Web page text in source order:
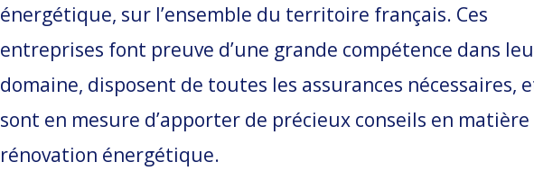
énergétique, sur l’ensemble du territoire français. Ces
entreprises font preuve d’une grande compétence dans
domaine, disposent de toutes les assurances nécessaires,
sont en mesure d’apporter de précieux conseils en matière
rénovation énergétique.